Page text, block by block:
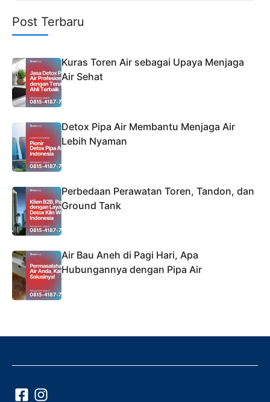
Post Terbaru
Kuras Toren Air sebagai Upaya Menjaga
Air Sehat
Detox Pipa Air Membantu Menjaga Air
Lebih Nyaman
Perbedaan Perawatan Toren, Tandon, dan
Ground Tank
Air Bau Aneh di Pagi Hari, Apa
Hubungannya dengan Pipa Air